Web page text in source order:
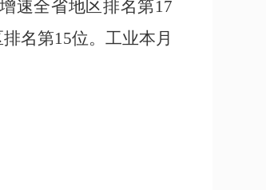
速全省地区排名第17
名第15位。工业本月